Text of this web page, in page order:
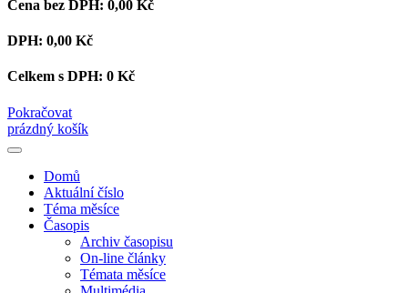
Cena bez DPH: 0,00 Kč
DPH: 0,00 Kč
Celkem s DPH: 0 Kč
Pokračovat
prázdný košík
Domů
Aktuální číslo
Téma měsíce
Časopis
Archiv časopisu
On-line články
Témata měsíce